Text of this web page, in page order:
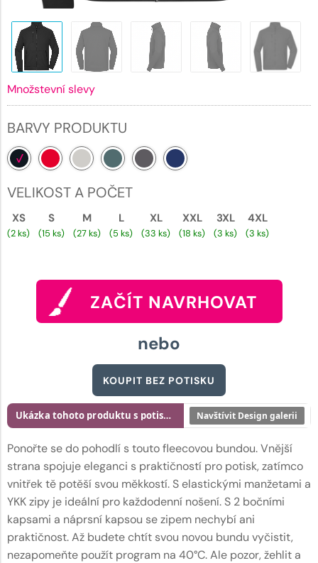
Množstevní slevy
BARVY PRODUKTU
VELIKOST A POČET
XS
(2 ks)
S
(15 ks)
M
(27 ks)
L
(5 ks)
XL
(33 ks)
XXL
(18 ks)
3XL
(3 ks)
4XL
(3 ks)
ZAČÍT NAVRHOVAT
nebo
KOUPIT BEZ POTISKU
Ponořte se do pohodlí s touto fleecovou bundou. Vnější
strana spojuje eleganci s praktičností pro potisk, zatímco
vnitřek tě potěší svou měkkostí. S elastickými manžetami a
YKK zipy je ideální pro každodenní nošení. S 2 bočními
kapsami a náprsní kapsou se zipem nechybí ani
praktičnost. Až budete chtít svou novou bundu vyčistit,
nezapomeňte použít program na 40°C. Ale pozor, žehlit a
Ukázka tohoto produktu s potiskem Navštívit Design galerii